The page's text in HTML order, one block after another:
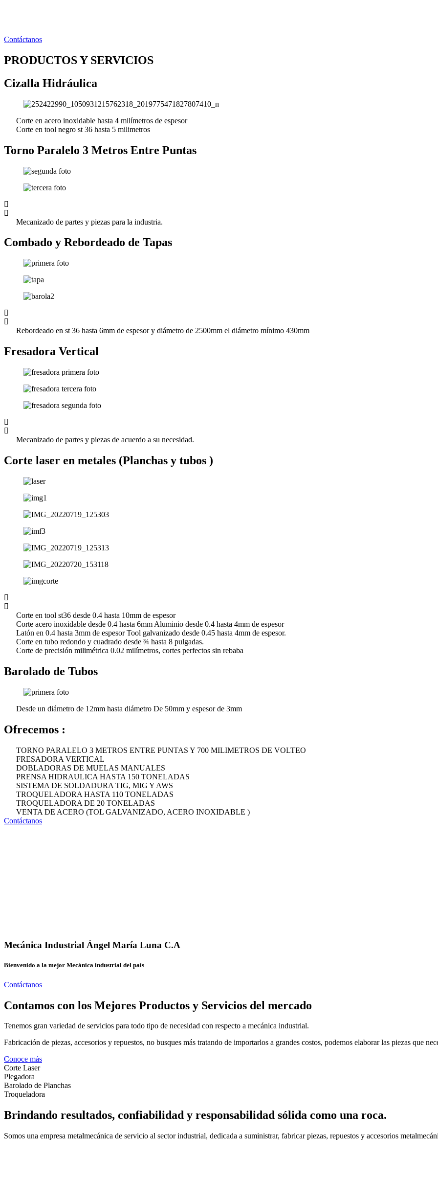
Contáctanos
PRODUCTOS Y SERVICIOS
Cizalla Hidráulica
Corte en acero inoxidable hasta 4 milímetros de espesor
Corte en tool negro st 36 hasta 5 milimetros
Torno Paralelo 3 Metros Entre Puntas
Mecanizado de partes y piezas para la industria.
Combado y Rebordeado de Tapas
Rebordeado en st 36 hasta 6mm de espesor y diámetro de 2500mm el diámetro mínimo 430mm
Fresadora Vertical
Mecanizado de partes y piezas de acuerdo a su necesidad.
Corte laser en metales (Planchas y tubos )
Corte en tool st36 desde 0.4 hasta 10mm de espesor
Corte acero inoxidable desde 0.4 hasta 6mm Aluminio desde 0.4 hasta 4mm de espesor
Latón en 0.4 hasta 3mm de espesor Tool galvanizado desde 0.45 hasta 4mm de espesor.
Corte en tubo redondo y cuadrado desde ¾ hasta 8 pulgadas.
Corte de precisión milimétrica 0.02 milímetros, cortes perfectos sin rebaba
Barolado de Tubos
Desde un diámetro de 12mm hasta diámetro De 50mm y espesor de 3mm
Ofrecemos :
TORNO PARALELO 3 METROS ENTRE PUNTAS Y 700 MILIMETROS DE VOLTEO
FRESADORA VERTICAL
DOBLADORAS DE MUELAS MANUALES
PRENSA HIDRAULICA HASTA 150 TONELADAS
SISTEMA DE SOLDADURA TIG, MIG Y AWS
TROQUELADORA HASTA 110 TONELADAS
TROQUELADORA DE 20 TONELADAS
VENTA DE ACERO (TOL GALVANIZADO, ACERO INOXIDABLE )
Contáctanos
Mecánica Industrial Ángel María Luna C.A
Bienvenido a la mejor Mecánica industrial del país
Contáctanos
Contamos con los Mejores Productos y Servicios del mercado
Tenemos gran variedad de servicios para todo tipo de necesidad con respecto a mecánica industrial.
Fabricación de piezas, accesorios y repuestos, no busques más tratando de importarlos a grandes costos, podemos elaborar las piezas que
Conoce más
Corte Laser
Plegadora
Barolado de Planchas
Troqueladora
Brindando resultados, confiabilidad y responsabilidad sólida como una roca.
Somos una empresa metalmecánica de servicio al sector industrial, dedicada a suministrar, fabricar piezas, repuestos y accesorios